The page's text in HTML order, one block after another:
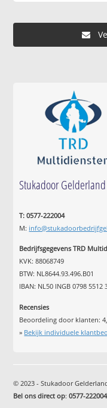
Stukadoor Gelderland
T: 0577-222004
M:
Bedrijfsgegevens TRD
KVK: 88068749
BTW: NL8644.93.496.B01
IBAN: NL50 INGB 0798 5512
Recensies
Beoordeling door klanten:
» Bekijk individuele
© 2023 - Stukadoor
Bel ons direct op:0577-222004